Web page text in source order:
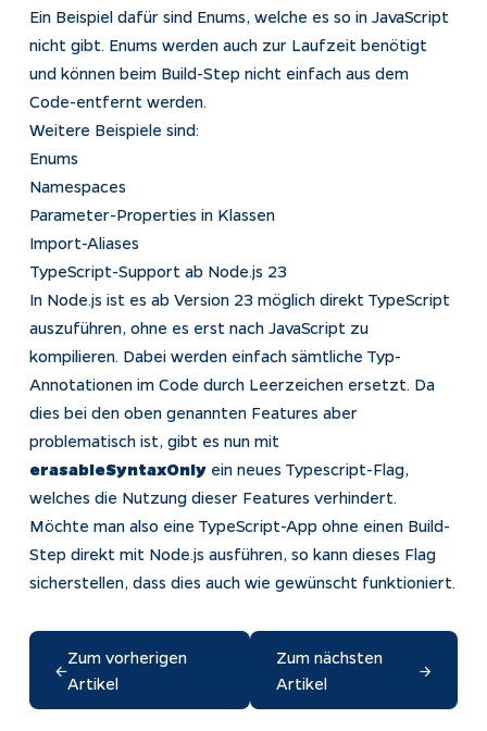
Ein Beispiel dafür sind Enums, welche es so in JavaScript
nicht gibt. Enums werden auch zur Laufzeit benötigt
und können beim Build-Step nicht einfach aus dem
Code-entfernt werden.
Weitere Beispiele sind:
Enums
Namespaces
Parameter-Properties in Klassen
Import-Aliases
TypeScript-Support ab Node.js 23
In Node.js ist es ab Version 23 möglich direkt TypeScript
auszuführen, ohne es erst nach JavaScript zu
kompilieren. Dabei werden einfach sämtliche Typ-
Annotationen im Code durch Leerzeichen ersetzt. Da
dies bei den oben genannten Features aber
problematisch ist, gibt es nun mit
erasableSyntaxOnlyein neues Typescript-Flag,
welches die Nutzung dieser Features verhindert.
Möchte man also eine TypeScript-App ohne einen Build-
Step direkt mit Node.js ausführen, so kann dieses Flag
sicherstellen, dass dies auch wie gewünscht funktioniert.
←
Zum vorherigen
Artikel
Zum nächsten
Artikel
→
App Entwicklung
Rechtliches
Impressum
Datenschutz
Tracking